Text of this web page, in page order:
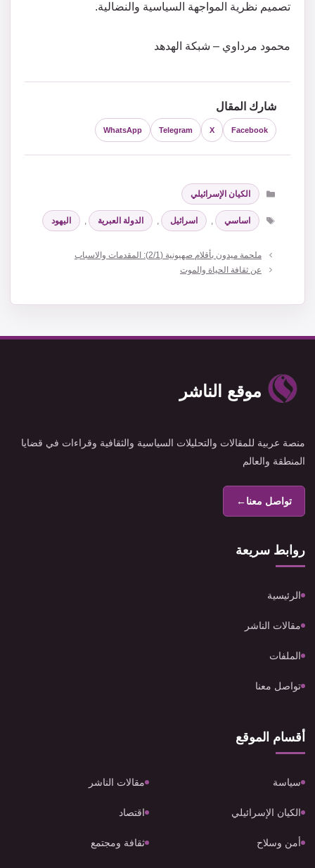
تصميم نظرية المواجهة السياسية والنضالية.
محمود مرداوي – شبكة الهدهد
شارك المقال
Facebook
X
Telegram
WhatsApp
التصنيفات
الكيان الإسرائيلي
الوسوم
اساسي , اسرائيل , الدولة العبرية , اليهود
ملحمة ميدون بأقلام صهيونية (2/1): المقدمات والاسباب
عن ثقافة الحياة والموت
موقع الناشر
منصة عربية للمقالات والتحليلات السياسية والثقافية وقراءات في قضايا
المنطقة والعالم
تواصل معنا←
روابط سريعة
الرئيسية
مقالات الناشر
الملفات
تواصل معنا
أقسام الموقع
سياسة مقالات الناشر
الكيان الإسرائيلي اقتصاد
أمن وسلاح ثقافة ومجتمع